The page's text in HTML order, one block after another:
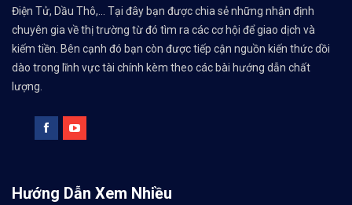
Điện Tử, Dầu Thô,... Tại đây bạn được chia sẻ những nhận định
chuyên gia về thị trường từ đó tìm ra các cơ hội để giao dịch và
kiếm tiền. Bên cạnh đó bạn còn được tiếp cận nguồn kiến thức dồi
dào trong lĩnh vực tài chính kèm theo các bài hướng dẫn chất
lượng.
Hướng Dẫn Xem Nhiều